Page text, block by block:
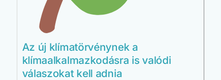
Az új klímatörvénynek a
klímaalkalmazkodásra is valódi
válaszokat kell adnia